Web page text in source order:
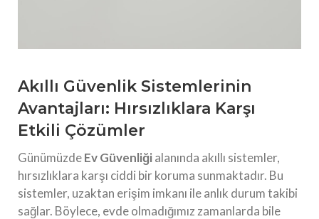
Akıllı Güvenlik Sistemlerinin
Avantajları: Hırsızlıklara Karşı
Etkili Çözümler
GünümüzdeEv Güvenliğialanında akıllı sistemler,
hırsızlıklara karşı ciddi bir koruma sunmaktadır. Bu
sistemler, uzaktan erişim imkanı ile anlık durum takibi
sağlar. Böylece, evde olmadığımız zamanlarda bile